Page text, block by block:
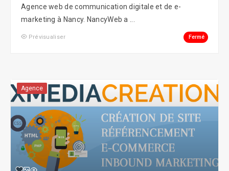
Agence web de communication digitale et de e-
marketing à Nancy. NancyWeb a ...
Prévisualiser Fermé
Agence